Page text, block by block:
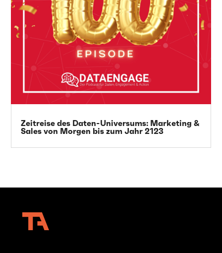
Zeitreise des Daten-Universums: Marketing &
Sales von Morgen bis zum Jahr 2123